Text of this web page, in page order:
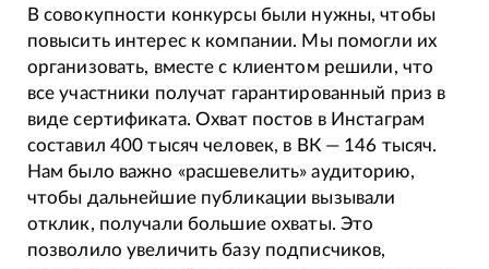
В совокупности конкурсы были нужны, чтобы
повысить интерес к компании. Мы помогли их
организовать, вместе с клиентом решили, что
все участники получат гарантированный приз в
виде сертификата. Охват постов в Инстаграм
составил 400 тысяч человек, в ВК — 146 тысяч.
Нам было важно «расшевелить» аудиторию,
чтобы дальнейшие публикации вызывали
отклик, получали большие охваты. Это
позволило увеличить базу подписчиков,